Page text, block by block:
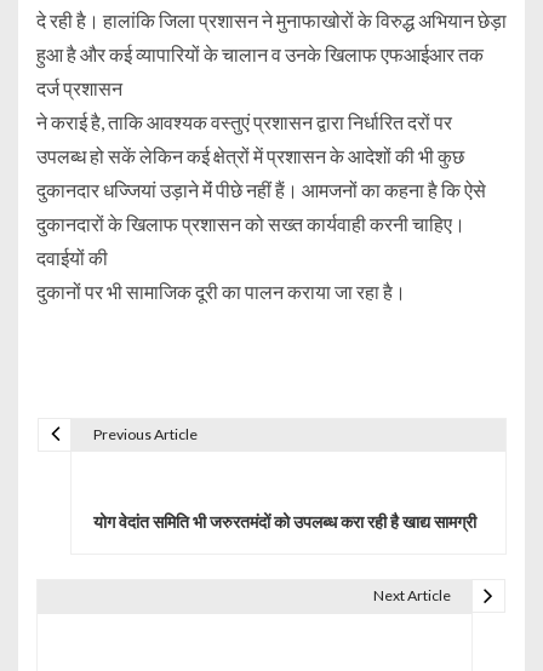
दे रही है। हालांकि जिला प्रशासन ने मुनाफाखोरों के विरुद्ध अभियान छेड़ा
हुआ है और कई व्यापारियों के चालान व उनके खिलाफ एफआईआर तक
दर्ज प्रशासन
ने कराई है, ताकि आवश्यक वस्तुएं प्रशासन द्वारा निर्धारित दरों पर
उपलब्ध हो सकें लेकिन कई क्षेत्रों में प्रशासन के आदेशों की भी कुछ
दुकानदार धज्जियां उड़ाने मेंं पीछे नहीं हैं। आमजनों का कहना है कि ऐसे
दुकानदारों के खिलाफ प्रशासन को सख्त कार्यवाही करनी चाहिए।
दवाईयों की
दुकानों पर भी सामाजिक दूरी का पालन कराया जा रहा है।
Previous Article
योग वेदांत समिति भी जरुरतमंदों को उपलब्ध करा रही है खाद्य सामग्री
Next Article